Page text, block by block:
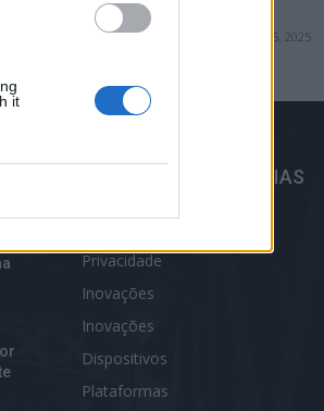
it
setembro 15, 2025
MELHORES CATEGORIAS
Privacidade
Inovações
Inovações
Dispositivos
Plataformas